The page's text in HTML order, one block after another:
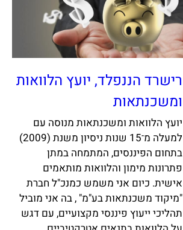
רישרד הננפלד, יועץ הלוואות
ומשכנתאות
יועץ הלוואות ומשכנתאות מנוסה עם
למעלה מ־15 שנות ניסיון משנת (2009)
בתחום הפיננסים, המתמחה במתן
פתרונות מימון והלוואות מותאמים
אישית. כיום אני משמש כמנכ"ל חברת
"מיקוד משכנתאות בע"מ" , בה אני מוביל
תהליכי ייעוץ פיננסי מקצועיים, עם דגש